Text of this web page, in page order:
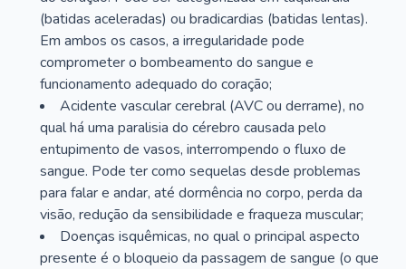
(batidas aceleradas) ou bradicardias (batidas lentas).
Em ambos os casos, a irregularidade pode
comprometer o bombeamento do sangue e
funcionamento adequado do coração;
Acidente vascular cerebral (AVC ou derrame), no
qual há uma paralisia do cérebro causada pelo
entupimento de vasos, interrompendo o fluxo de
sangue. Pode ter como sequelas desde problemas
para falar e andar, até dormência no corpo, perda da
visão, redução da sensibilidade e fraqueza muscular;
Doenças isquêmicas, no qual o principal aspecto
presente é o bloqueio da passagem de sangue (o que